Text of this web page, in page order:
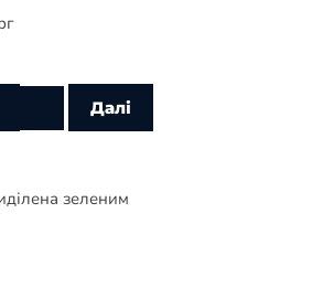
зеленим